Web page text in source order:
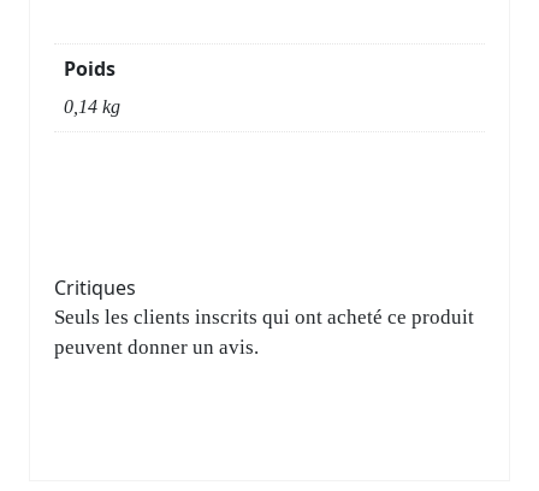
Poids
0,14 kg
Critiques
Seuls les clients inscrits qui ont acheté ce produit
peuvent donner un avis.